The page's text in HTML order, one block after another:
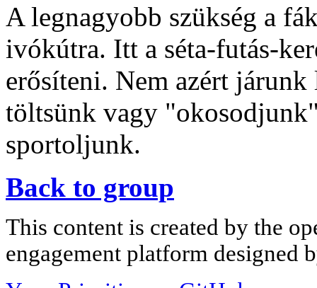
A legnagyobb szükség a
ivókútra. Itt a séta-futás-
erősíteni. Nem azért
töltsünk vagy
sportoljunk.
Back to group
This content is created by the
engagement platform designed